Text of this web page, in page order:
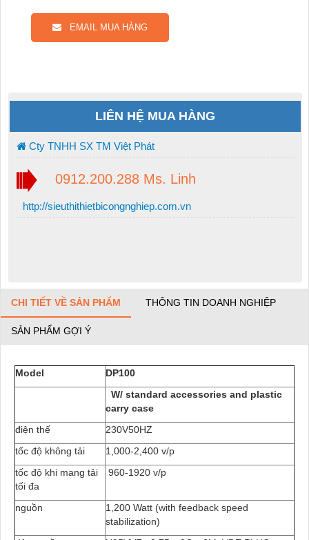
EMAIL MUA HÀNG
LIÊN HỆ MUA HÀNG
Cty TNHH SX TM Việt Phát
0912.200.288 Ms. Linh
http://sieuthithietbicongnghiep.com.vn
CHI TIẾT VỀ SẢN PHẨM THÔNG TIN DOANH NGHIỆP
SẢN PHẨM GỢI Ý
Model
DP100
W/ standard accessories and plastic
carry case
điện thế
230V50HZ
tốc độ không tải
1,000-2,400 v/p
tốc độ khi mang tải
tối đa
960-1920 v/p
nguồn
1,200 Watt (with feedback speed
stabilization)